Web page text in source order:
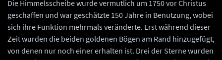
Die Himmelsscheibe wurde vermutlich um 1750 vor Christus
geschaffen und war geschätzte 150 Jahre in Benutzung, wobei
sich ihre Funktion mehrmals veränderte. Erst während dieser
Zeit wurden die beiden goldenen Bögen am Rand hinzugefügt,
von denen nur noch einer erhalten ist. Drei der Sterne wurden